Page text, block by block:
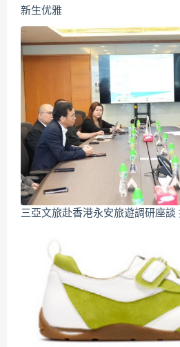
新生优雅
三亞文旅赴香港永安旅遊調研座談